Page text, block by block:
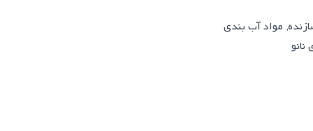
, مواد آب بندی